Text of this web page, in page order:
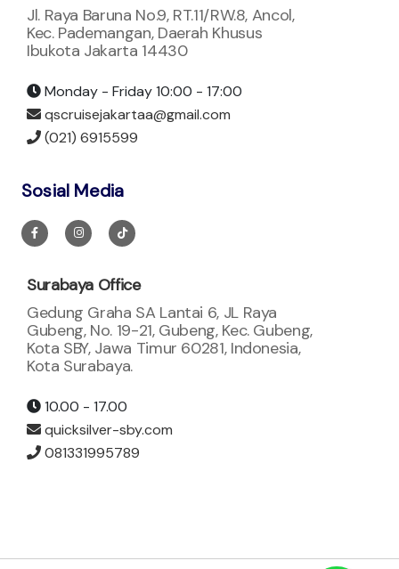
Jl. Raya Baruna No.9, RT.11/RW.8, Ancol,
Kec. Pademangan, Daerah Khusus
Ibukota Jakarta 14430
Monday - Friday 10:00 - 17:00
qscruisejakartaa@gmail.com
(021) 6915599
Sosial Media
Surabaya Office
Gedung Graha SA Lantai 6, JL Raya
Gubeng, No. 19-21, Gubeng, Kec. Gubeng,
Kota SBY, Jawa Timur 60281, Indonesia,
Kota Surabaya.
10.00 - 17.00
quicksilver-sby.com
081331995789